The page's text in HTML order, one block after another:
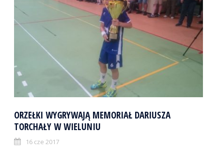
ORZEŁKI WYGRYWAJĄ MEMORIAŁ DARIUSZA
TORCHAŁY W WIELUNIU
16 cze 2017